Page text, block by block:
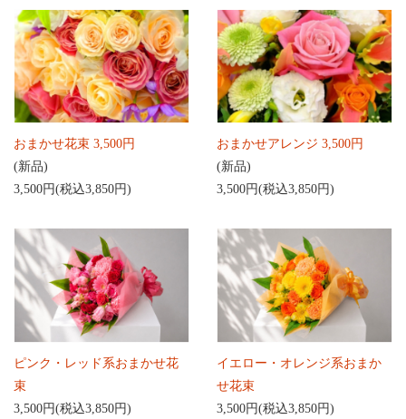
おまかせ花束 3,500円
(新品)
3,500円(税込3,850円)
おまかせアレンジ 3,500円
(新品)
3,500円(税込3,850円)
ピンク・レッド系おまかせ花
束
3,500円(税込3,850円)
イエロー・オレンジ系おまか
せ花束
3,500円(税込3,850円)